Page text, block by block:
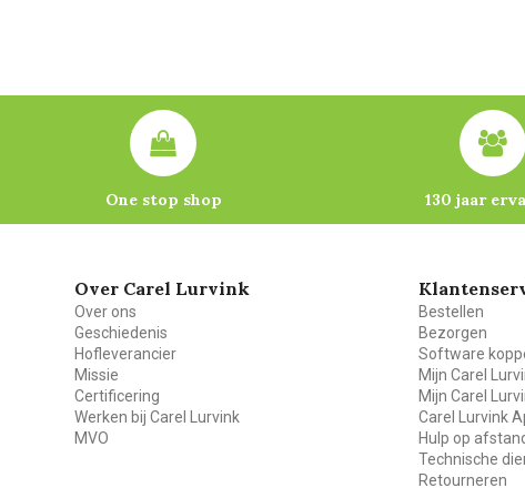
One stop shop 130 jaar
Over Carel Lurvink
Over ons
Geschiedenis
Hofleverancier
Missie
Certificering
Werken bij Carel Lurvink
MVO
Bestellen
Bezorgen
Software
Mijn Carel
Mijn Carel
Carel Lurvink
Hulp op
Technische
Retourneren